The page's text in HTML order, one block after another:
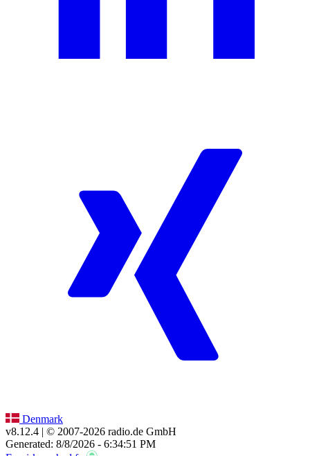
Denmark
v8.12.4 | © 2007-2026 radio.de GmbH
Generated: 8/8/2026 - 6:34:51 PM